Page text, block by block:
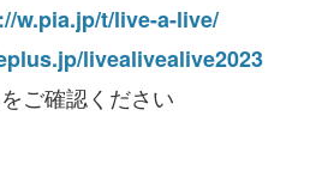
w.pia.jp/t/live-a-live/
livealivealive2023
ご確認ください